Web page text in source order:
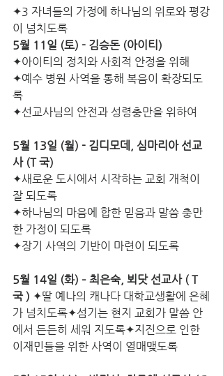
✦3 자녀들의 가정에 하나님의 위로와 평강
이 넘치도록
5월 11일 (토) - 김승돈 (아이티)
✦아이티의 정치와 사회적 안정을 위해
✦예수 병원 사역을 통해 복음이 확장되도
록
✦선교사님의 안전과 성령충만을 위하여
5월 13일 (월) - 김디모데, 심마리아 선교
사 (T 국)
✦새로운 도시에서 시작하는 교회 개척이
잘 되도록
✦하나님의 마음에 합한 믿음과 말씀 충만
한 가정이 되도록
✦장기 사역의 기반이 마련이 되도록
5월 14일 (화) – 최은숙, 뵈닷 선교사 ( T
국 ) ✦딸 예나의 캐나다 대학교생활에 은혜
가 넘치도록✦섬기는 현지 교회가 말씀 안
에서 든든히 세워 지도록✦지진으로 인한
이재민들을 위한 사역이 열매맺도록